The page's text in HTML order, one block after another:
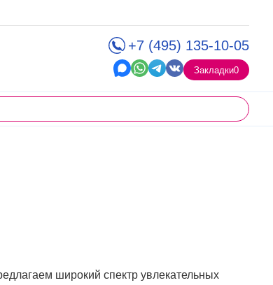
+7 (495) 135-10-05
Закладки0
широкий спектр увлекательных